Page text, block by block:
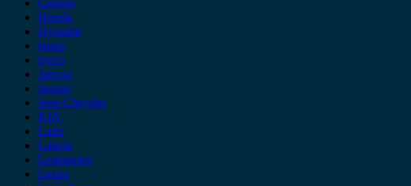
Honda
Hyundai
Isuzu
iveco
Jaecoo
Jaguar
Jeep Chrysler
KIA
Lada
Lancia
Leapmotor
Lexus